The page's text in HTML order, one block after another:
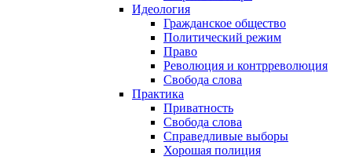
Идеология
Гражданское общество
Политический режим
Право
Революция и контрреволюция
Свобода слова
Практика
Приватность
Свобода слова
Справедливые выборы
Хорошая полиция